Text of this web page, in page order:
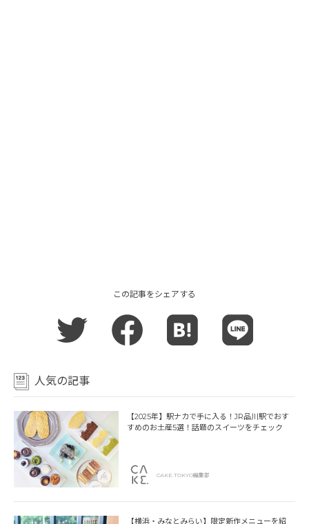
この記事をシェアする
人気の記事
【2025年】駅ナカで手に入る！JR品川駅でおす
すめのお土産5選！話題のスイーツをチェック
CAKE.TOKYO編集部
【横浜・みなとみらい】限定新作メニューを紹